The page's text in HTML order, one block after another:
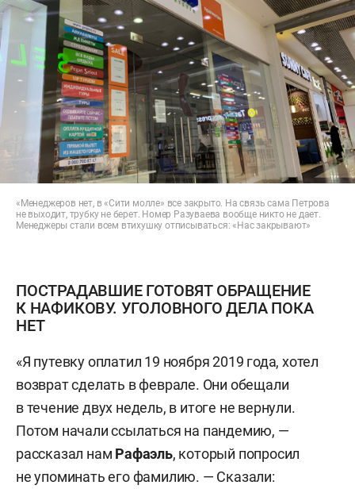
«Менеджеров нет, в «Сити молле» все закрыто. На связь сама Петрова
не выходит, трубку не берет. Номер Разуваева вообще никто не дает.
Менеджеры стали всем втихушку отписываться: «Нас закрывают»
ПОСТРАДАВШИЕ ГОТОВЯТ ОБРАЩЕНИЕ
К НАФИКОВУ. УГОЛОВНОГО ДЕЛА ПОКА
НЕТ
«Я путевку оплатил 19 ноября 2019 года, хотел
возврат сделать в феврале. Они обещали
в течение двух недель, в итоге не вернули.
Потом начали ссылаться на пандемию, —
рассказал нам Рафаэль, который попросил
не упоминать его фамилию. — Сказали: